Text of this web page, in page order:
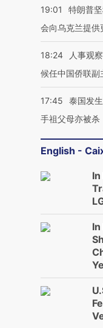
19:01
特朗普
会向乌克兰提供
18:24
人事观
候任中国侨联副
17:45
泰国发
手祖父母亦被杀
English -